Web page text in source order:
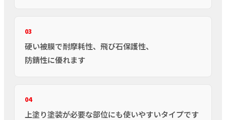
03
硬い被膜で耐摩耗性、飛び石保護性、
防錆性に優れます
04
上塗り塗装が必要な部位にも使いやすいタイプです